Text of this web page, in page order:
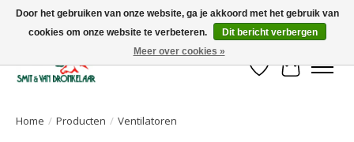
Uw leverancier voor stalinrichtingen en het opruwen van betonvloeren!
Verlanglijst
Home / Producten / Ventilatoren
Door het gebruiken van onze website, ga je akkoord met het gebruik van
cookies om onze website te verbeteren.
Dit bericht verbergen
Meer over cookies »